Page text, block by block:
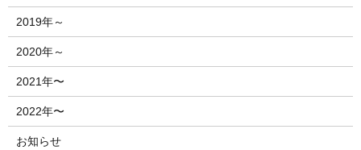
2019年～
2020年～
2021年〜
2022年〜
お知らせ